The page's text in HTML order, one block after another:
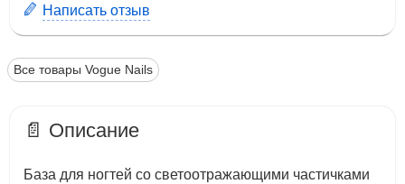
Написать отзыв
Все товары Vogue Nails
📄 Описание
База для ногтей со светоотражающими частичками